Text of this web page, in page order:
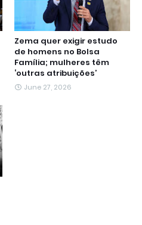
Zema quer exigir estudo
de homens no Bolsa
Família; mulheres têm
‘outras atribuições’
June 27, 2026